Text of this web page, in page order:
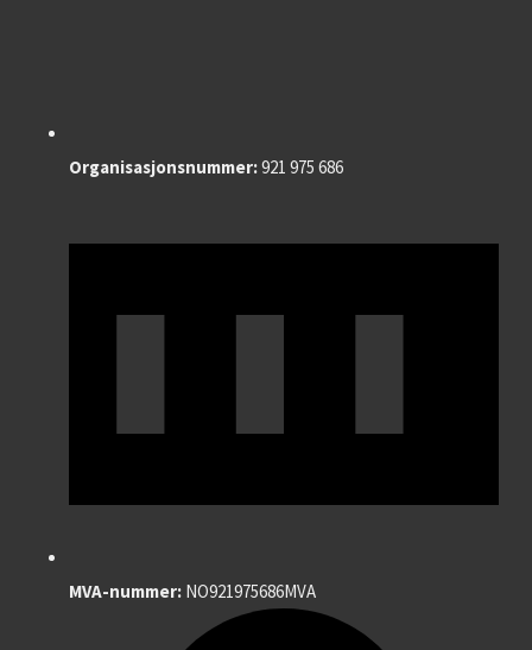
Organisasjonsnummer:921 975 686
MVA-nummer: NO921975686MVA